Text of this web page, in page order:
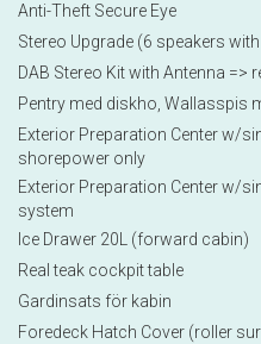
Anti-Theft Secure Eye
Stereo Upgrade (6 speakers
DAB Stereo Kit with Antenna =>
Pentry med diskho, Wallasspis
Exterior Preparation Center w/
shorepower only
Exterior Preparation Center w/
system
Ice Drawer 20L (forward cabin)
Real teak cockpit table
Gardinsats för kabin
Foredeck Hatch Cover (roller